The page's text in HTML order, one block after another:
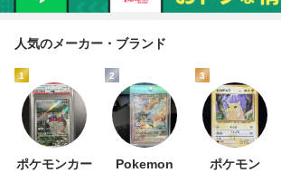
人気のメーカー・ブランド
1
ポケモンカー
2
Pokemon
3
ポケモン